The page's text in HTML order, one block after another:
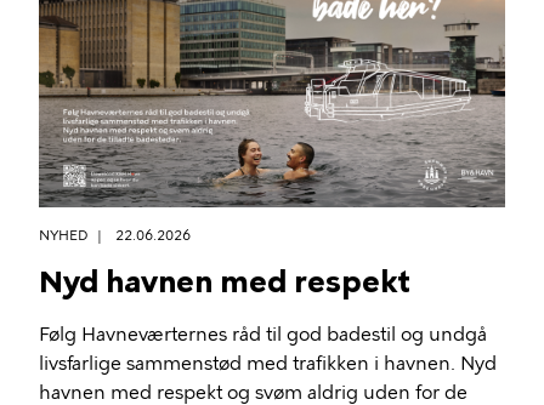
NYHED 22.06.2026
Nyd havnen med respekt
Følg Havneværternes råd til god badestil og undgå
livsfarlige sammenstød med trafikken i havnen. Nyd
havnen med respekt og svøm aldrig uden for de